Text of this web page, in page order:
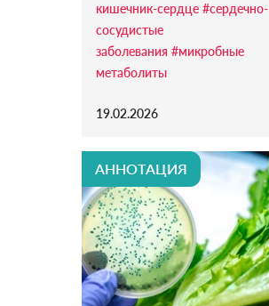
кишечник-сердце #сердечно-
сосудистые
заболевания #микробные
метаболиты
19.02.2026
АННОТАЦИЯ